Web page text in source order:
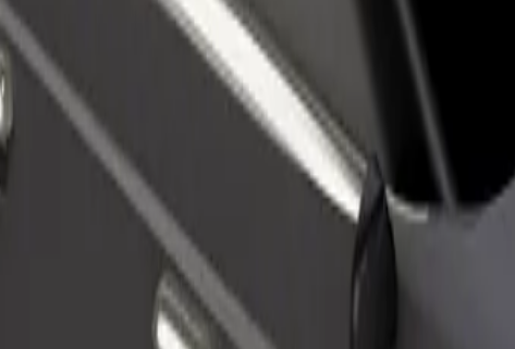
Central Railway Station
Central Railway Station? Explorá nuestros servicios y encontrá la
Descargá la app de Bolt